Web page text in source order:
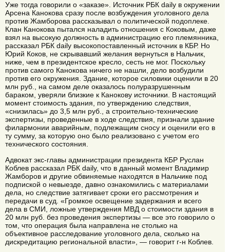
Уже тогда говорили о «заказе». Источник РБК daily в окружении
Арсена Канокова сразу после возбуждения уголовного дела
против Жамборова рассказывал о политической подоплеке.
Клан Канокова пытался наладить отношения с Коковым, даже
взял на высокую должность в администрацию его племянника,
рассказал РБК daily высокопоставленный источник в КБР. Но
Юрий Коков, не скрывавший желания вернуться в Нальчик,
ниже, чем в президентское кресло, сесть не мог. Поскольку
против самого Канокова ничего не нашли, дело возбудили
против его окружения. Здание, которое силовики оценили в 20
млн руб., на самом деле оказалось полуразрушенным
бараком, уверяли близкие к Канокову источники. В настоящий
момент стоимость здания, по утверждению следствия,
«снизилась» до 3,5 млн руб., а строительно-технические
экспертизы, проведенные в ходе следствия, признали здание
филармонии аварийным, подлежащим сносу и оценили его в
ту сумму, за которую оно было реализовано с учетом его
технического состояния.
Адвокат экс-главы администрации президента КБР Руслан
Коблев рассказал РБК daily, что в данный момент Владимир
Жамборов и другие обвиняемые находятся в Нальчике под
подпиской о невыезде, давно ознакомились с материалами
дела, но следствие затягивает сроки его рассмотрения и
передачи в суд. «Громкое освещение задержания и всего
дела в СМИ, ложные утверждения МВД о стоимости здания в
20 млн руб. без проведения экспертизы — все это говорило о
том, что операция была направлена не столько на
объективное расследование уголовного дела, сколько на
дискредитацию региональной власти», — говорит г-н Коблев.